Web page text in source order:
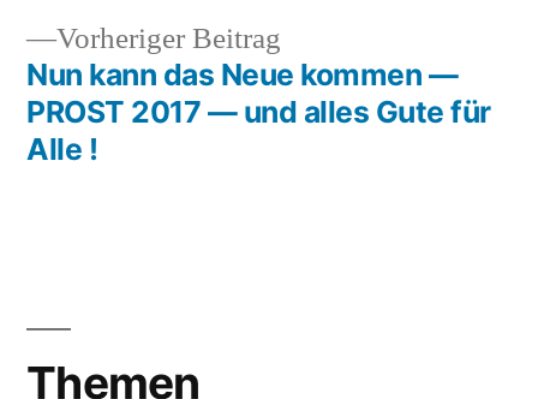
Vorheriger Beitrag
Beitrag:
Nun kann das Neue kommen —
PROST 2017 — und alles Gute für
Alle !
Themen